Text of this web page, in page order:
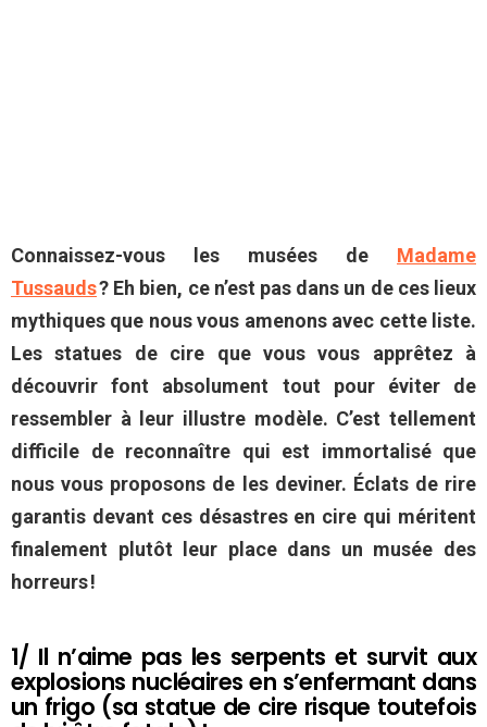
Connaissez-vous les musées de Madame
Tussauds? Eh bien, ce n’est pas dans un de ces lieux
mythiques que nous vous amenons avec cette liste.
Les statues de cire que vous vous apprêtez à
découvrir font absolument tout pour éviter de
ressembler à leur illustre modèle. C’est tellement
difficile de reconnaître qui est immortalisé que
nous vous proposons de les deviner. Éclats de rire
garantis devant ces désastres en cire qui méritent
finalement plutôt leur place dans un musée des
horreurs !
1/ Il n’aime pas les serpents et survit aux
explosions nucléaires en s’enfermant dans
un frigo (sa statue de cire risque toutefois